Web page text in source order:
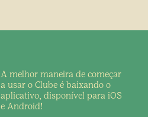
A melhor maneira de começar
a usar o Clube é baixando o
aplicativo, disponível para iOS
e Android!